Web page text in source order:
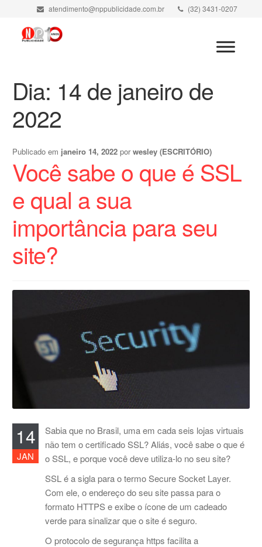
atendimento@nppublicidade.com.br
(32) 3431-0207
Dia: 14 de janeiro de
2022
Publicado em janeiro 14, 2022 porwesley (ESCRITÓRIO)
Você sabe o que é SSL
e qual a sua
importância para seu
site?
14
JAN
Sabia que no Brasil, uma em cada seis lojas virtuais
não tem o certificado SSL? Aliás, você sabe o que é
o SSL, e porque você deve utiliza-lo no seu site?
SSL é a sigla para o termo Secure Socket Layer.
Com ele, o endereço do seu site passa para o
formato HTTPS e exibe o ícone de um cadeado
verde para sinalizar que o site é seguro.
O protocolo de segurança https facilita a